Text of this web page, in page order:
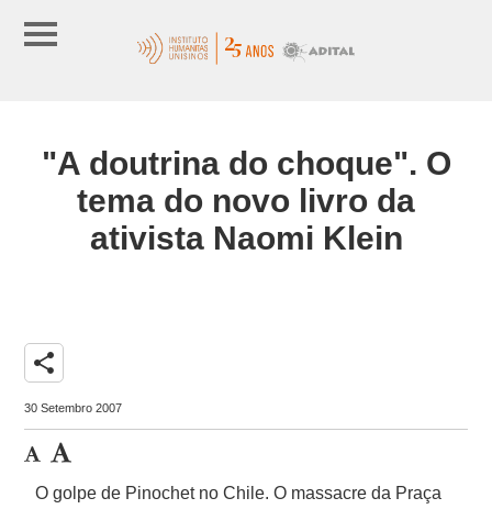
"A doutrina do choque". O
tema do novo livro da
ativista Naomi Klein
share
30 Setembro 2007
O golpe de Pinochet no Chile. O massacre da Praça